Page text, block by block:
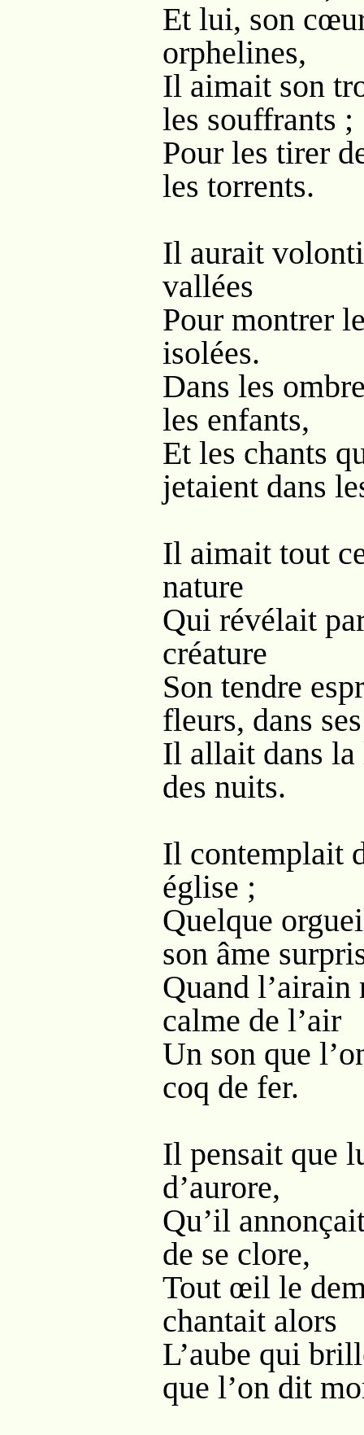
Et lui, son
orphelines,
Il aimait son
les souffrants ;
Pour les tirer
les torrents.
Il aurait
vallées
Pour montrer
isolées.
Dans les
les enfants,
Et les chants
jetaient dans
Il aimait tout
nature
Qui révélait
créature
Son tendre
fleurs, dans
Il allait dans la
des nuits.
Il contemplait
église ;
Quelque
son âme
Quand l’airain
calme de l’air
Un son que
coq de fer.
Il pensait que
d’aurore,
Qu’il
de se clore,
Tout œil le
chantait alors
L’aube qui
que l’on dit